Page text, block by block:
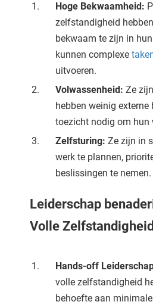
Hoge Bekwaamheid:
zelfstandigheid
bekwaam te zijn in
kunnen complexe
uitvoeren.
Volwassenheid: Ze
hebben weinig
toezicht nodig om hun
Zelfsturing: Ze zijn in
werk te plannen,
beslissingen te nemen.
Leiderschap
Volle Zelfstandigheid
Hands-off
volle zelfstandigheid
behoefte aan
gebruikt